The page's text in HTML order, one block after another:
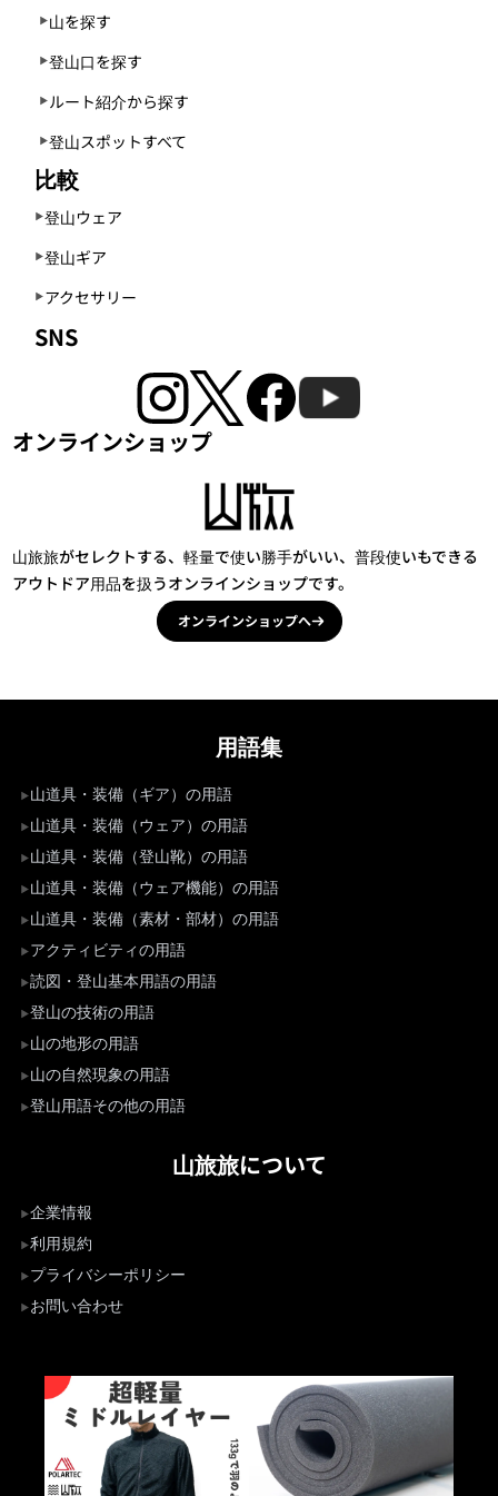
山を探す
登山口を探す
ルート紹介から探す
登山スポットすべて
比較
登山ウェア
登山ギア
アクセサリー
SNS
オンラインショップ
山旅旅がセレクトする、軽量で使い勝手がいい、普段使いもできる
アウトドア用品を扱うオンラインショップです。
オンラインショップへ
用語集
山道具・装備（ギア）の用語
山道具・装備（ウェア）の用語
山道具・装備（登山靴）の用語
山道具・装備（ウェア機能）の用語
山道具・装備（素材・部材）の用語
アクティビティの用語
読図・登山基本用語の用語
登山の技術の用語
山の地形の用語
山の自然現象の用語
登山用語その他の用語
山旅旅について
企業情報
利用規約
プライバシーポリシー
お問い合わせ